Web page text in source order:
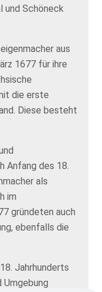
und Schöneck
aus
1677 für ihre
die erste
Diese besteht
Anfang des 18.
als
im
gründeten auch
ebenfalls die
Jahrhunderts
Umgebung